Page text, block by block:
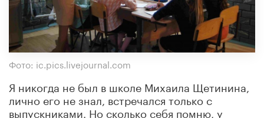
Фото: ic.pics.livejournal.com
Я никогда не был в школе Михаила Щетинина,
лично его не знал, встречался только с
выпускниками. Но сколько себя помню, у